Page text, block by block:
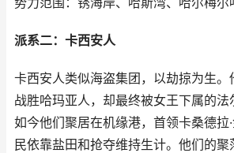
派系二：卡西安人
卡西安人类似海盗集团，以劫掠为生。
战胜哈玛亚人，却最终被女王下属的法
如今他们聚居在机缘港，首领卡桑德拉
民依靠盐田和抢夺维持生计。他们的